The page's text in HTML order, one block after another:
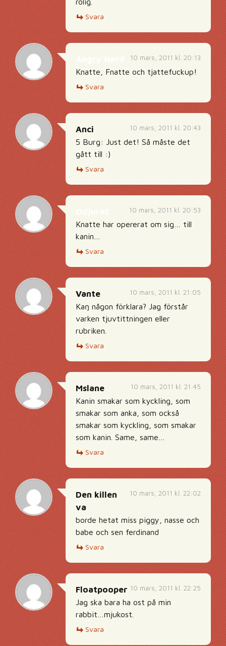
Svara
10 mars, 2011 kl. 20:13
Knatte, Fnatte och tjattefuckup!
Svara
10 mars, 2011 kl. 20:43
Anci
5 Burg: Just det! Så måste det
gått till :)
Svara
10 mars, 2011 kl. 20:53
Knatte har opererat om sig… till
kanin…
Svara
10 mars, 2011 kl. 21:05
Vante
Kaŋ någon förklara? Jag förstår
varken tjuvtittningen eller
rubriken.
Svara
10 mars, 2011 kl. 21:45
Mslane
Kanin smakar som kyckling, som
smakar som anka, som också
smakar som kyckling, som smakar
som kanin. Same, same…
Svara
10 mars, 2011 kl. 22:02
Den killen
va
borde hetat miss piggy, nasse och
babe och sen ferdinand
Svara
10 mars, 2011 kl. 22:25
Floatpooper
Jag ska bara ha ost på min
rabbit…mjukost.
Svara